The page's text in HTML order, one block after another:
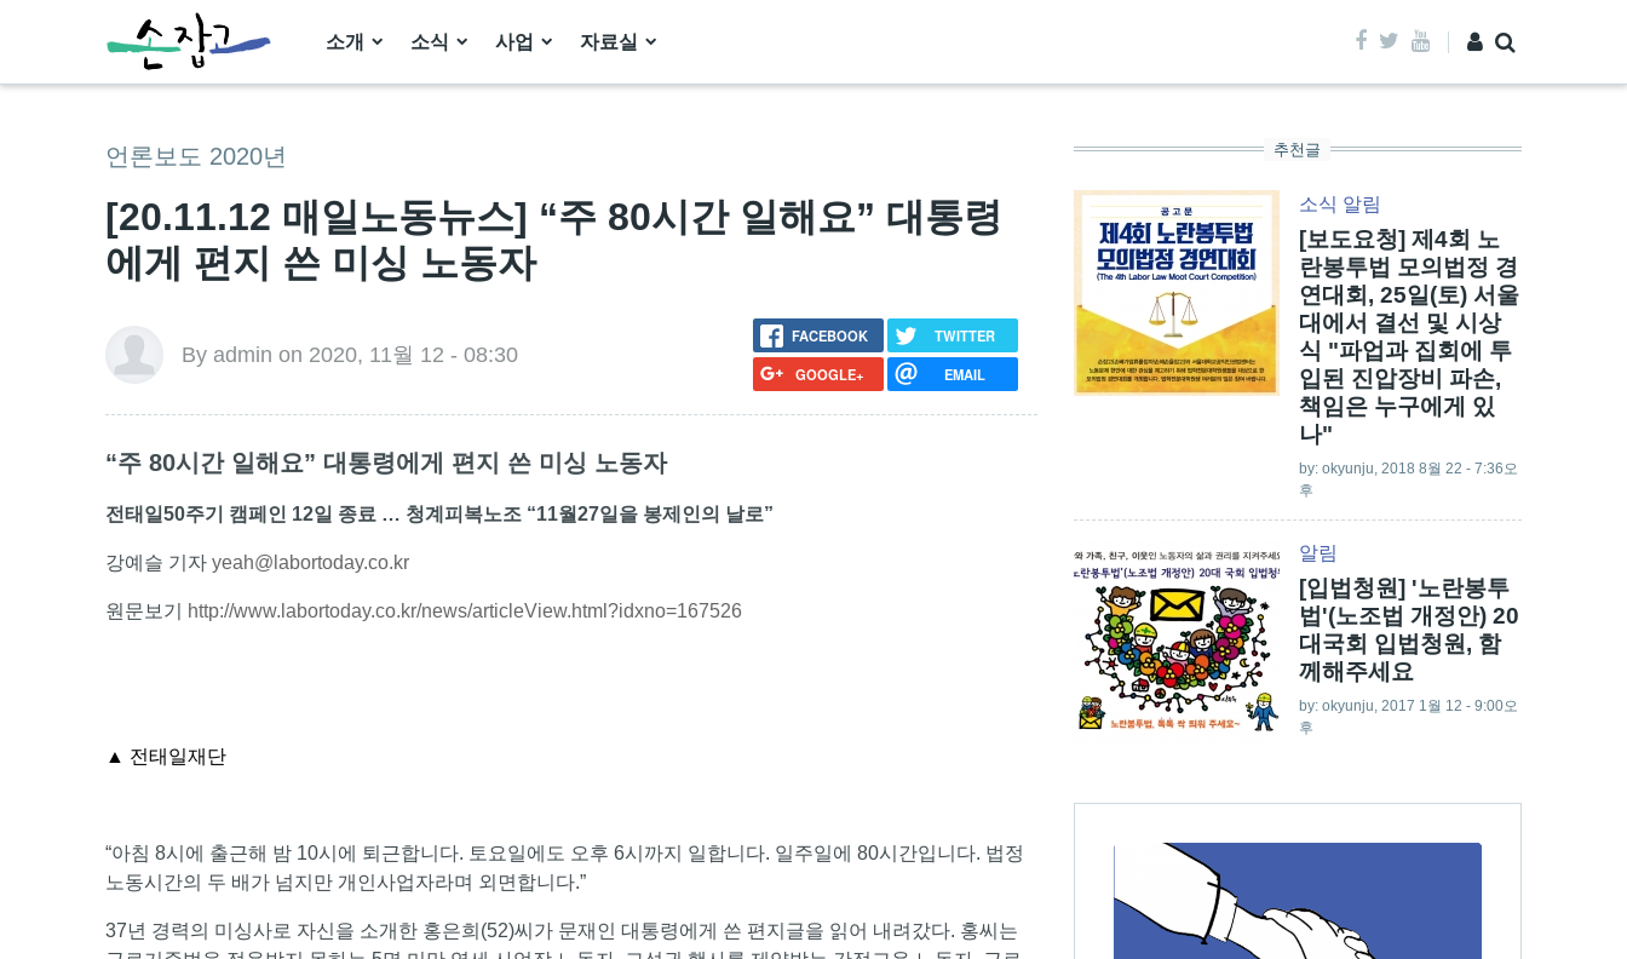
소개 소식 사업 자료실
언론보도 2020년
[20.11.12 매일노동뉴스] “주 80시간 일해요” 대통령
에게 편지 쓴 미싱 노동자
By admin on 2020, 11월 12 - 08:30
FACEBOOK
TWITTER
GOOGLE+
EMAIL
“주 80시간 일해요” 대통령에게 편지 쓴 미싱 노동자
전태일50주기 캠페인 12일 종료 … 청계피복노조 “11월27일을 봉제인의 날로”
강예슬 기자 yeah@labortoday.co.kr
원문보기 http://www.labortoday.co.kr/news/articleView.html?idxno=167526
▲ 전태일재단
“아침 8시에 출근해 밤 10시에 퇴근합니다. 토요일에도 오후 6시까지 일합니다. 일주일에 80시간입니다. 법정
노동시간의 두 배가 넘지만 개인사업자라며 외면합니다.”
37년 경력의 미싱사로 자신을 소개한 홍은희(52)씨가 문재인 대통령에게 쓴 편지글을 읽어 내려갔다. 홍씨는
추천글
소식 알림
[보도요청] 제4회 노
란봉투법 모의법정 경
연대회, 25일(토) 서울
대에서 결선 및 시상
식 "파업과 집회에 투
입된 진압장비 파손,
책임은 누구에게 있
나"
by: okyunju, 2018 8월 22 - 7:36오
후
알림
[입법청원] '노란봉투
법'(노조법 개정안) 20
대국회 입법청원, 함
께해주세요
by: okyunju, 2017 1월 12 - 9:00오
후